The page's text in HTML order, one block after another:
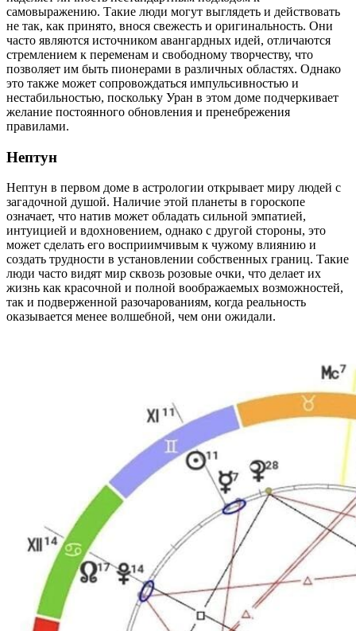
самовыражению. Такие люди могут выглядеть и действовать
не так, как принято, внося свежесть и оригинальность. Они
часто являются источником авангардных идей, отличаются
стремлением к переменам и свободному творчеству, что
позволяет им быть пионерами в различных областях. Однако
это также может сопровождаться импульсивностью и
нестабильностью, поскольку Уран в этом доме подчеркивает
желание постоянного обновления и пренебрежения
правилами.
Нептун
Нептун в первом доме в астрологии открывает миру людей с
загадочной душой. Наличие этой планеты в гороскопе
означает, что натив может обладать сильной эмпатией,
интуицией и вдохновением, однако с другой стороны, это
может сделать его восприимчивым к чужому влиянию и
создать трудности в установлении собственных границ. Такие
люди часто видят мир сквозь розовые очки, что делает их
жизнь как красочной и полной воображаемых возможностей,
так и подверженной разочарованиям, когда реальность
оказывается менее волшебной, чем они ожидали.